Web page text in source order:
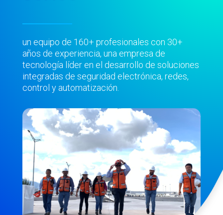
un equipo de 160+ profesionales con 30+
años de experiencia, una empresa de
tecnología líder en el desarrollo de soluciones
integradas de seguridad electrónica, redes,
control y automatización.